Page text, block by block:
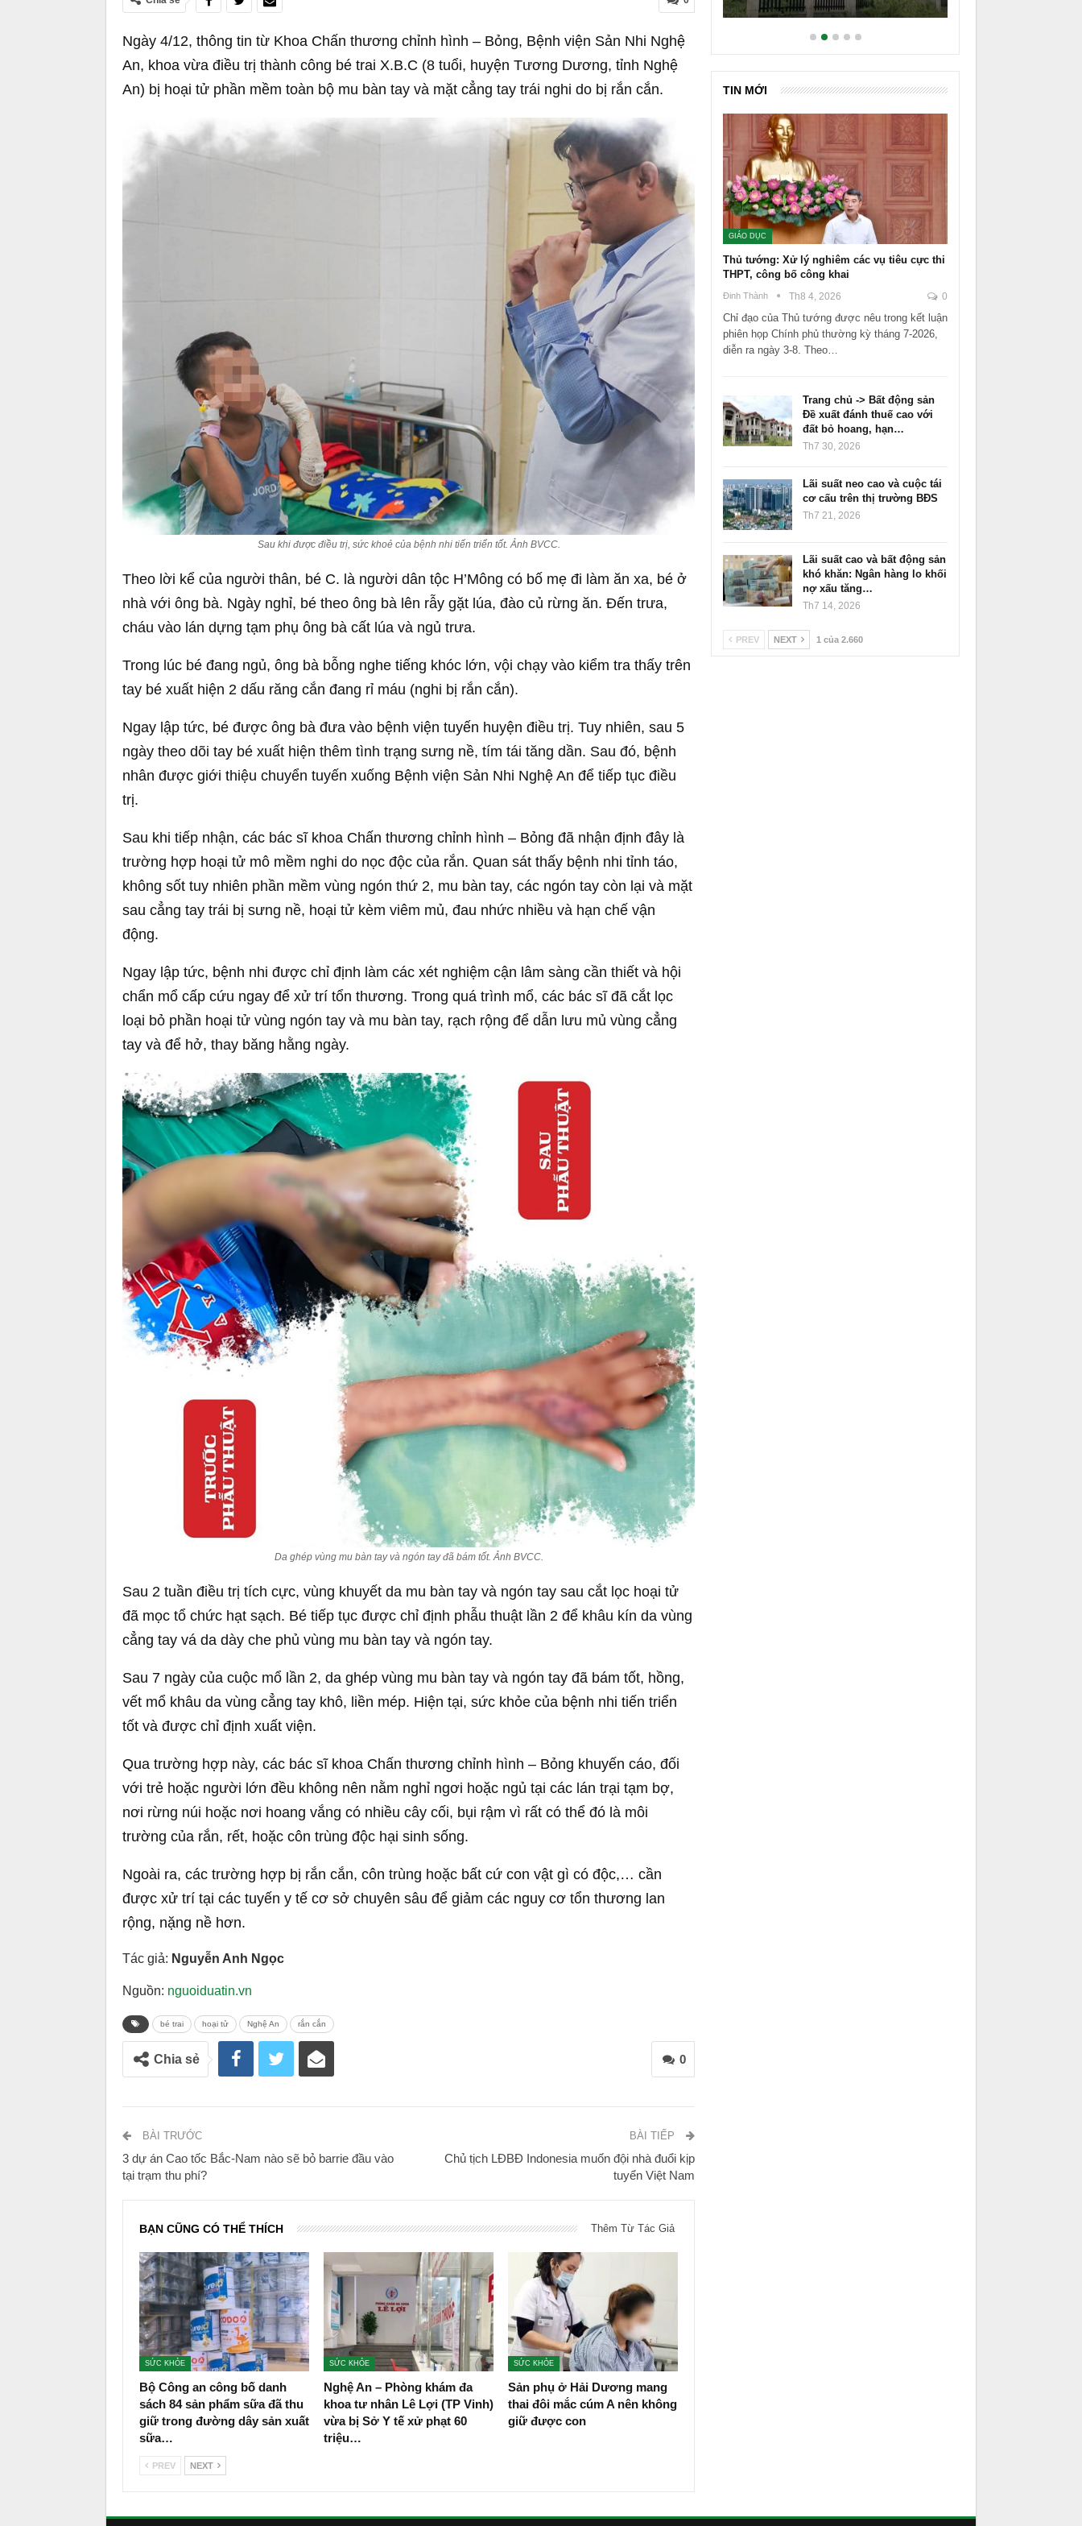
Ngày 4/12, thông tin từ Khoa Chấn thương chỉnh hình – Bỏng, Bệnh viện Sản Nhi Nghệ
An, khoa vừa điều trị thành công bé trai X.B.C (8 tuổi, huyện Tương Dương, tỉnh Nghệ
An) bị hoại tử phần mềm toàn bộ mu bàn tay và mặt cẳng tay trái nghi do bị rắn cắn.
Sau khi được điều trị, sức khoẻ của bệnh nhi tiến triển tốt. Ảnh BVCC.
Theo lời kể của người thân, bé C. là người dân tộc H’Mông có bố mẹ đi làm ăn xa, bé ở
nhà với ông bà. Ngày nghỉ, bé theo ông bà lên rẫy gặt lúa, đào củ rừng ăn. Đến trưa,
cháu vào lán dựng tạm phụ ông bà cất lúa và ngủ trưa.
Trong lúc bé đang ngủ, ông bà bỗng nghe tiếng khóc lớn, vội chạy vào kiểm tra thấy trên
tay bé xuất hiện 2 dấu răng cắn đang rỉ máu (nghi bị rắn cắn).
Ngay lập tức, bé được ông bà đưa vào bệnh viện tuyến huyện điều trị. Tuy nhiên, sau 5
ngày theo dõi tay bé xuất hiện thêm tình trạng sưng nề, tím tái tăng dần. Sau đó, bệnh
nhân được giới thiệu chuyển tuyến xuống Bệnh viện Sản Nhi Nghệ An để tiếp tục điều
trị.
Sau khi tiếp nhận, các bác sĩ khoa Chấn thương chỉnh hình – Bỏng đã nhận định đây là
trường hợp hoại tử mô mềm nghi do nọc độc của rắn. Quan sát thấy bệnh nhi tỉnh táo,
không sốt tuy nhiên phần mềm vùng ngón thứ 2, mu bàn tay, các ngón tay còn lại và mặt
sau cẳng tay trái bị sưng nề, hoại tử kèm viêm mủ, đau nhức nhiều và hạn chế vận
động.
Ngay lập tức, bệnh nhi được chỉ định làm các xét nghiệm cận lâm sàng cần thiết và hội
chẩn mổ cấp cứu ngay để xử trí tổn thương. Trong quá trình mổ, các bác sĩ đã cắt lọc
loại bỏ phần hoại tử vùng ngón tay và mu bàn tay, rạch rộng để dẫn lưu mủ vùng cẳng
tay và để hở, thay băng hằng ngày.
Da ghép vùng mu bàn tay và ngón tay đã bám tốt. Ảnh BVCC.
Sau 2 tuần điều trị tích cực, vùng khuyết da mu bàn tay và ngón tay sau cắt lọc hoại tử
đã mọc tổ chức hạt sạch. Bé tiếp tục được chỉ định phẫu thuật lần 2 để khâu kín da vùng
cẳng tay vá da dày che phủ vùng mu bàn tay và ngón tay.
Sau 7 ngày của cuộc mổ lần 2, da ghép vùng mu bàn tay và ngón tay đã bám tốt, hồng,
vết mổ khâu da vùng cẳng tay khô, liền mép. Hiện tại, sức khỏe của bệnh nhi tiến triển
tốt và được chỉ định xuất viện.
Qua trường hợp này, các bác sĩ khoa Chấn thương chỉnh hình – Bỏng khuyến cáo, đối
với trẻ hoặc người lớn đều không nên nằm nghỉ ngơi hoặc ngủ tại các lán trại tạm bợ,
nơi rừng núi hoặc nơi hoang vắng có nhiều cây cối, bụi rậm vì rất có thể đó là môi
trường của rắn, rết, hoặc côn trùng độc hại sinh sống.
Ngoài ra, các trường hợp bị rắn cắn, côn trùng hoặc bất cứ con vật gì có độc,… cần
được xử trí tại các tuyến y tế cơ sở chuyên sâu để giảm các nguy cơ tổn thương lan
rộng, nặng nề hơn.
Tác giả: Nguyễn Anh Ngọc
Nguồn: nguoiduatin.vn
bé trai hoại tử Nghệ An rắn cắn
0
Chia sẻ
BÀI TRƯỚC
3 dự án Cao tốc Bắc-Nam nào sẽ bỏ barrie đầu vào
tại trạm thu phí?
BÀI TIẾP
Chủ tịch LĐBĐ Indonesia muốn đội nhà đuổi kịp
tuyển Việt Nam
BẠN CŨNG CÓ THỂ THÍCH Thêm Từ Tác Giả
SỨC KHỎE
Bộ Công an công bố danh
sách 84 sản phẩm sữa đã thu
giữ trong đường dây sản xuất
sữa…
SỨC KHỎE
Nghệ An – Phòng khám đa
khoa tư nhân Lê Lợi (TP Vinh)
vừa bị Sở Y tế xử phạt 60
triệu…
SỨC KHỎE
Sản phụ ở Hải Dương mang
thai đôi mắc cúm A nên không
giữ được con
PREV NEXT
TIN MỚI
GIÁO DỤC
Thủ tướng: Xử lý nghiêm các vụ tiêu cực thi
THPT, công bố công khai
Đinh Thành Th8 4, 2026 0
Chỉ đạo của Thủ tướng được nêu trong kết luận
phiên họp Chính phủ thường kỳ tháng 7-2026,
diễn ra ngày 3-8. Theo…
Trang chủ -> Bất động sản
Đề xuất đánh thuế cao với
đất bỏ hoang, hạn…
Th7 30, 2026
Lãi suất neo cao và cuộc tái
cơ cấu trên thị trường BĐS
Th7 21, 2026
Lãi suất cao và bất động sản
khó khăn: Ngân hàng lo khối
nợ xấu tăng…
Th7 14, 2026
PREV NEXT 1 của 2.660